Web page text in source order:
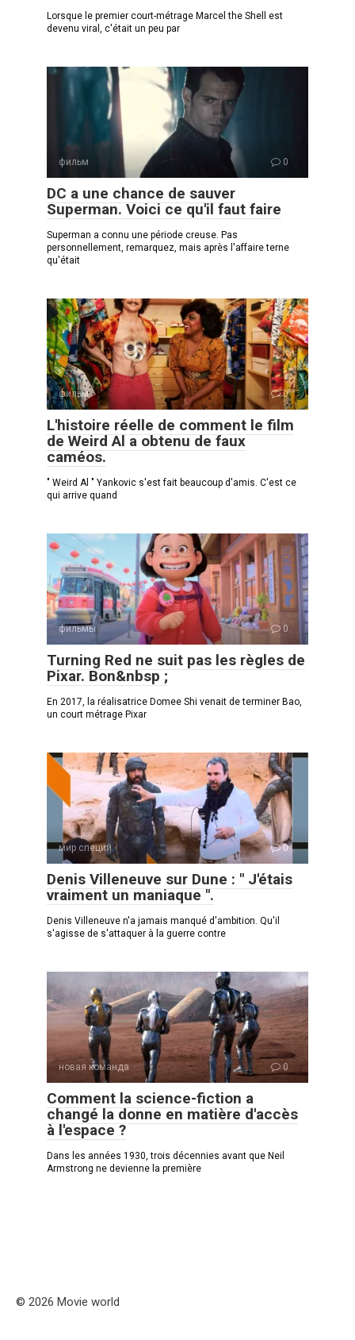
Lorsque le premier court-métrage Marcel the Shell est
devenu viral, c'était un peu par
фильм 0
DC a une chance de sauver
Superman. Voici ce qu'il faut faire
Superman a connu une période creuse. Pas
personnellement, remarquez, mais après l'affaire terne
qu'était
фильм 0
L'histoire réelle de comment le film
de Weird Al a obtenu de faux
caméos.
" Weird Al " Yankovic s'est fait beaucoup d'amis. C'est ce
qui arrive quand
фильмы 0
Turning Red ne suit pas les règles de
Pixar. Bon&nbsp ;
En 2017, la réalisatrice Domee Shi venait de terminer Bao,
un court métrage Pixar
мир специй 0
Denis Villeneuve sur Dune : " J'étais
vraiment un maniaque ".
Denis Villeneuve n'a jamais manqué d'ambition. Qu'il
s'agisse de s'attaquer à la guerre contre
новая команда 0
Comment la science-fiction a
changé la donne en matière d'accès
à l'espace ?
Dans les années 1930, trois décennies avant que Neil
Armstrong ne devienne la première
© 2026 Movie world